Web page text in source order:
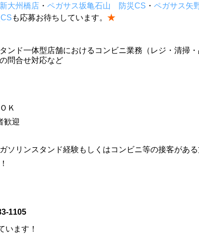
大州橋店・ ペガサス坂亀石山 防災CS ・ ペガサス矢
も応募お待ちしています。 ★
ンド一体型店舗におけるコンビニ業務（レジ・清掃・
問合せ対応など
Ｋ
歓迎
ソリンスタンド経験もしくはコンビニ等の接客があ
1105
います！